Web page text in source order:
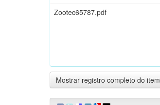
Zootec65787.pdf
Mostrar registro completo do item